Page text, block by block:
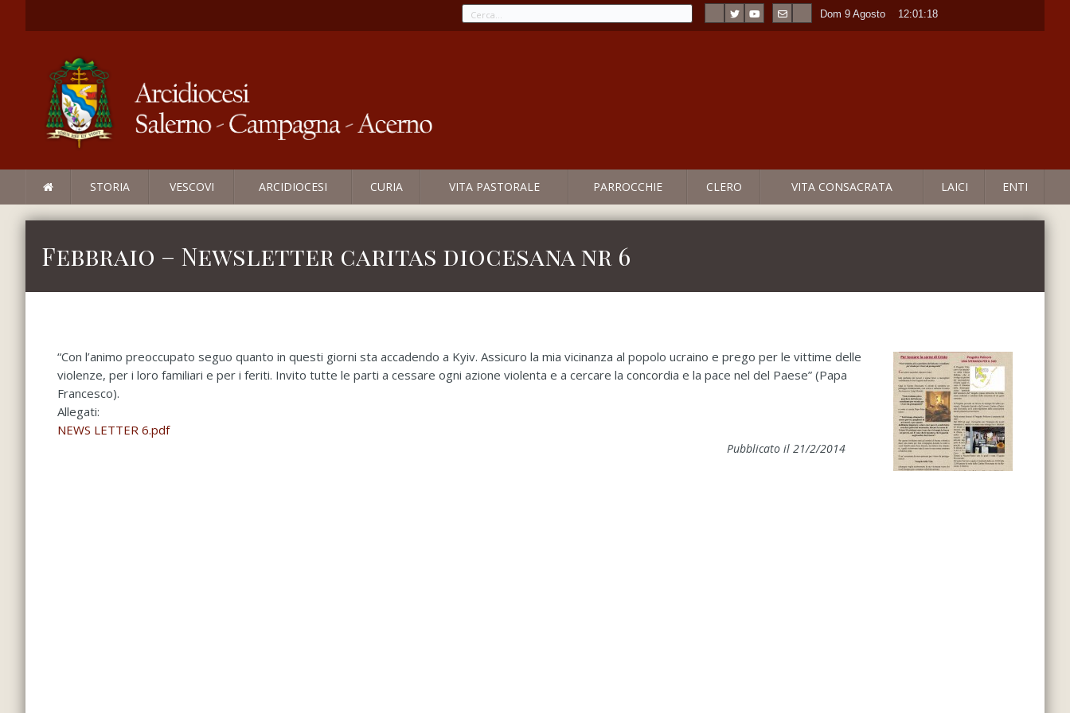
Dom 9 Agosto 12:01:18
STORIA VESCOVI ARCIDIOCESI CURIA VITA PASTORALE PARROCCHIE CLERO VITA CONSACRATA LAICI ENTI
Febbraio – Newsletter caritas diocesana nr 6
“Con l’animo preoccupato seguo quanto in questi giorni sta accadendo a Kyiv. Assicuro la mia vicinanza al popolo ucraino e prego per le vittime delle
violenze, per i loro familiari e per i feriti. Invito tutte le parti a cessare ogni azione violenta e a cercare la concordia e la pace nel del Paese” (Papa
Francesco).
Allegati:
NEWS LETTER 6.pdf
Pubblicato il 21/2/2014